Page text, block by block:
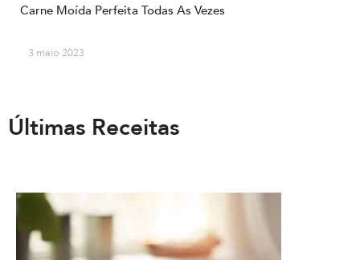
Carne Moída Perfeita Todas As Vezes
3 maio 2023
Últimas Receitas